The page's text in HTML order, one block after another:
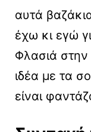
αυτά
έχω κι εγώ
Φλασιά στην
ιδέα με τα
είναι